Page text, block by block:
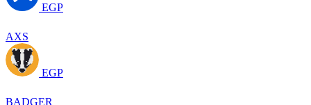
EGP
AXS
EGP
BADGER